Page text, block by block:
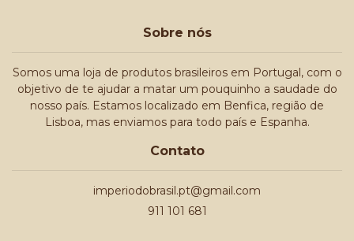
Sobre nós
Somos uma loja de produtos brasileiros em Portugal, com o
objetivo de te ajudar a matar um pouquinho a saudade do
nosso país. Estamos localizado em Benfica, região de
Lisboa, mas enviamos para todo país e Espanha.
Contato
imperiodobrasil.pt@gmail.com
911 101 681